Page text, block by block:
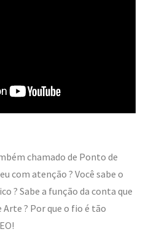
chamado de Ponto de
com atenção ? Você sabe o
? Sabe a função da conta que
Arte ? Por que o fio é tão